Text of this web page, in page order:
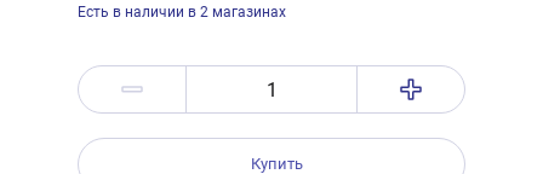
Есть в наличии в 2 магазинах
Купить